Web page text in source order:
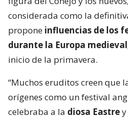
considerada como la
propone influencias de los
durante la Europa
inicio de la primavera.
“Muchos eruditos creen que
orígenes como un festival
celebraba a la diosa Eastre